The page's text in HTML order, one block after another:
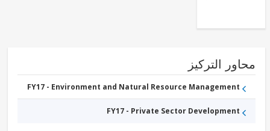
التركيز
FY17 - Environment and Natural Resource Management
FY17 - Private Sector Development